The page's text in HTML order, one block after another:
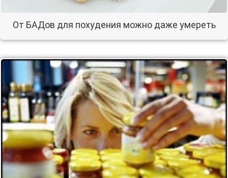
От БАДов для похудения можно даже умереть